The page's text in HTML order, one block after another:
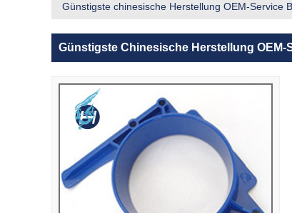
Günstigste chinesische Herstellung OEM-Service
Günstigste Chinesische Herstellung